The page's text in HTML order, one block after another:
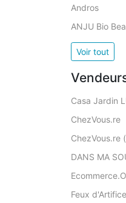
Andros
ANJU Bio
Voir tout
Casa Jardin
ChezVous.re
ChezVous.re
DANS MA
Feux